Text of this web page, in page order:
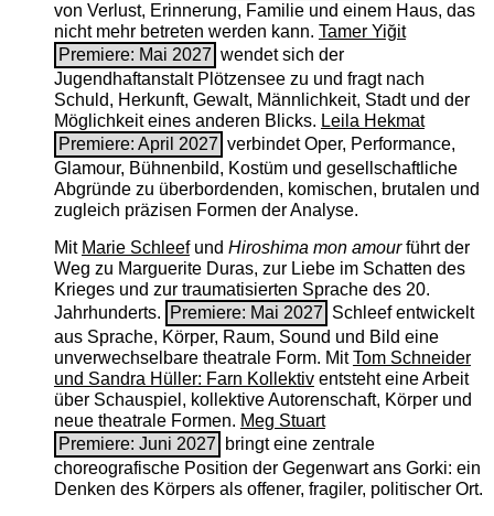
von Verlust, Erinnerung, Familie und einem Haus, das
nicht mehr betreten werden kann. Tamer Yiğit
Premiere: Mai 2027 wendet sich der
Jugendhaftanstalt Plötzensee zu und fragt nach
Schuld, Herkunft, Gewalt, Männlichkeit, Stadt und der
Möglichkeit eines anderen Blicks. Leila Hekmat
Premiere: April 2027 verbindet Oper, Performance,
Glamour, Bühnenbild, Kostüm und gesellschaftliche
Abgründe zu überbordenden, komischen, brutalen und
zugleich präzisen Formen der Analyse.
Mit Marie Schleefund Hiroshima mon amourführt der
Weg zu Marguerite Duras, zur Liebe im Schatten des
Krieges und zur traumatisierten Sprache des 20.
Jahrhunderts.
Premiere: Mai 2027 Schleef entwickelt
aus Sprache, Körper, Raum, Sound und Bild eine
unverwechselbare theatrale Form. MitTom Schneider
und Sandra Hüller: Farn Kollektiventsteht eine Arbeit
über Schauspiel, kollektive Autorenschaft, Körper und
neue theatrale Formen. Meg Stuart
Premiere: Juni 2027
bringt eine zentrale
choreografische Position der Gegenwart ans Gorki: ein
Denken des Körpers als offener, fragiler, politischer Ort.